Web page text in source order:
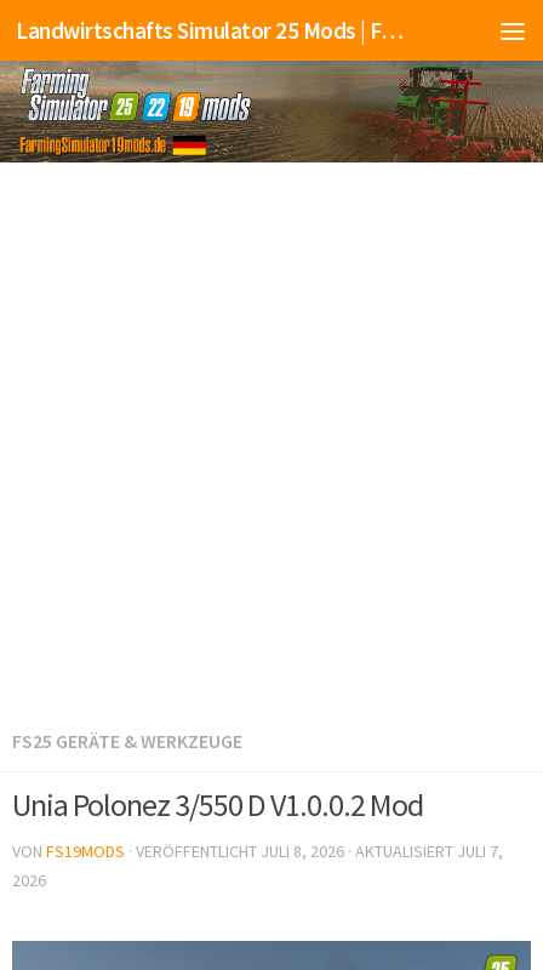
Landwirtschafts Simulator 25 Mods | Farming Simulator 25 Mods | FS25 Mods
FS25 GERÄTE & WERKZEUGE
Unia Polonez 3/550 D V1.0.0.2 Mod
VON FS19MODS · VERÖFFENTLICHT JULI 8, 2026 · AKTUALISIERT JULI 7,
2026